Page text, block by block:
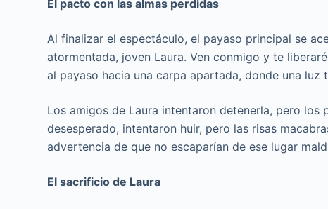
El pacto con las almas perdidas
Al finalizar el espectáculo, el payaso principal se
atormentada, joven Laura. Ven conmigo y te
al payaso hacia una carpa apartada, donde una luz
Los amigos de Laura intentaron detenerla, pero
desesperado, intentaron huir, pero las risas
advertencia de que no escaparían de ese lugar
El sacrificio de Laura